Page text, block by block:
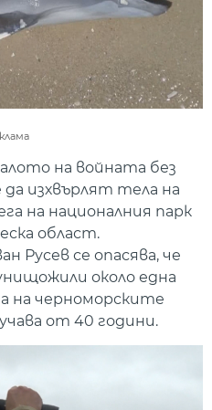
на войната без
изхвърлят тела на
на националния парк
област.
Русев се опасява, че
около една
на черноморските
от 40 години.